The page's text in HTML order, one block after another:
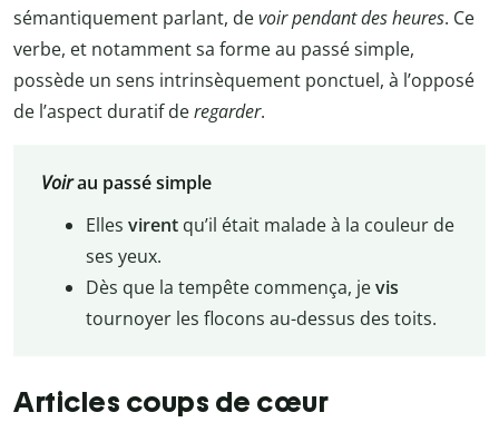
sémantiquement parlant, devoir pendant des heures. Ce
verbe, et notamment sa forme au passé simple,
possède un sens intrinsèquement ponctuel, à l’opposé
de l’aspect duratif deregarder.
Voirau passé simple
Elles virent qu’il était malade à la couleur de
ses yeux.
Dès que la tempête commença, jevis
tournoyer les flocons au-dessus des toits.
Articles coups de cœur